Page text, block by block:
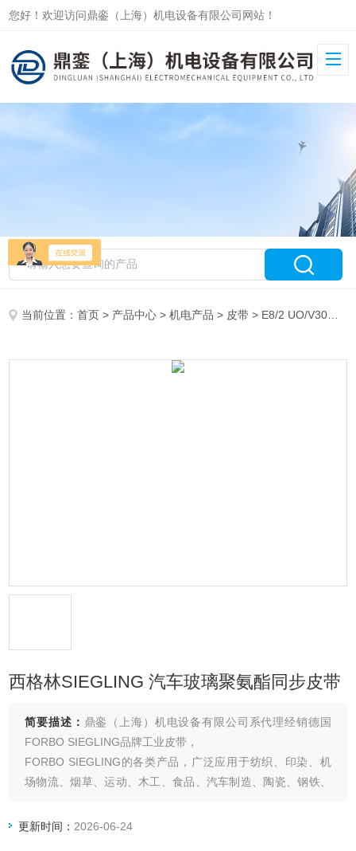
您好！欢迎访问鼎銮（上海）机电设备有限公司网站！
当前位置：首页 > 产品中心 >机电产品 > 皮带 > E8/2 UO/V30西格林SIEGLING 汽车玻璃聚氨酯同步皮带
西格林SIEGLING 汽车玻璃聚氨酯同步皮带
简要描述： 鼎銮（上海）机电设备有限公司系代理经销德国
FORBO SIEGLING品牌工业皮带，
FORBO SIEGLING的各类产品，广泛应用于纺织、印染、机
场物流、烟草、运动、木工、食品、汽车制造、陶瓷、钢铁、
皮带等。西格林SIEGLING 汽车玻璃聚氨酯同步皮带
更新时间： 2026-06-24